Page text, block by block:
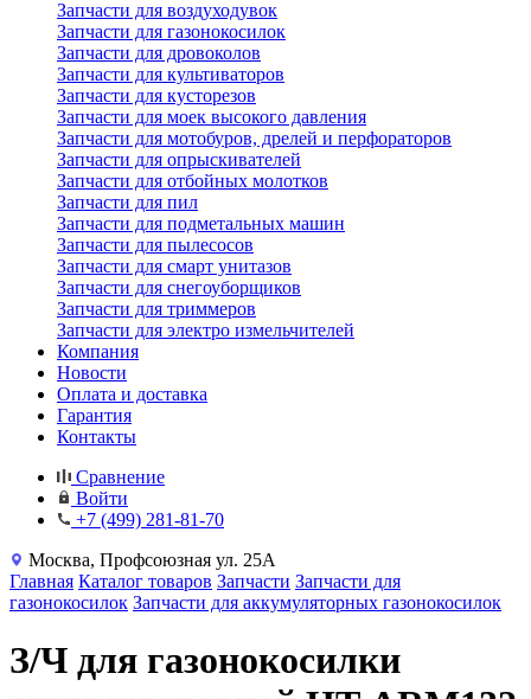
Запчасти для воздуходувок
Запчасти для газонокосилок
Запчасти для дровоколов
Запчасти для культиваторов
Запчасти для кусторезов
Запчасти для моек высокого давления
Запчасти для мотобуров, дрелей и перфораторов
Запчасти для опрыскивателей
Запчасти для отбойных молотков
Запчасти для пил
Запчасти для подметальных машин
Запчасти для пылесосов
Запчасти для смарт унитазов
Запчасти для снегоуборщиков
Запчасти для триммеров
Запчасти для электро измельчителей
Компания
Новости
Оплата и доставка
Гарантия
Контакты
Сравнение
Войти
+7 (499) 281-81-70
Москва, Профсоюзная ул. 25А
Главная Каталог товаров Запчасти Запчасти для
газонокосилок Запчасти для аккумуляторных газонокосилок
З/Ч для газонокосилки